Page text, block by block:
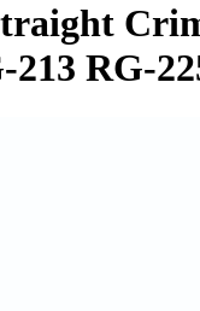
213 RG-